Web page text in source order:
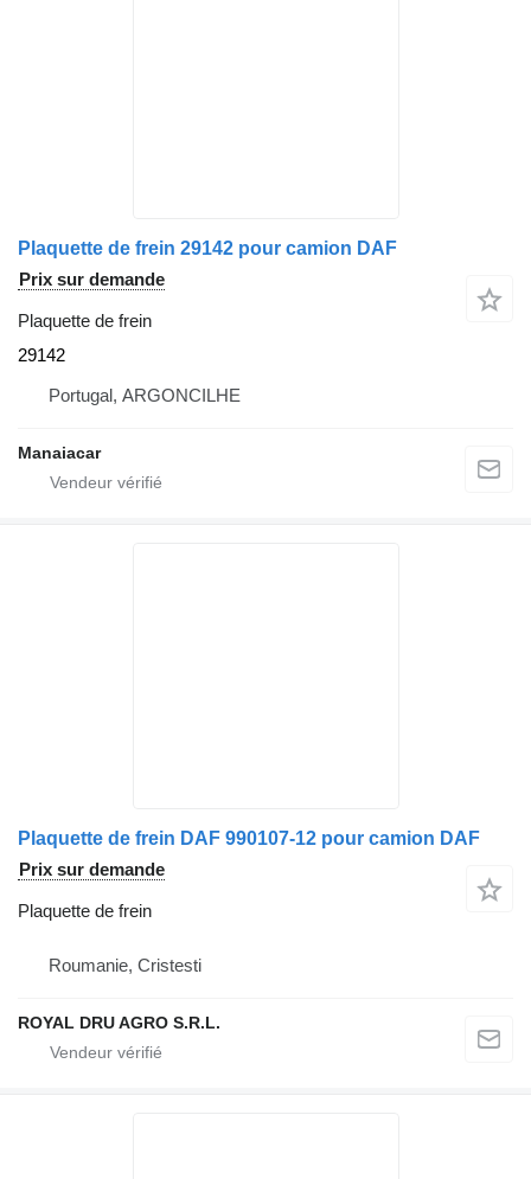
Plaquette de frein 29142 pour camion DAF
Prix sur demande
Plaquette de frein
29142
Portugal, ARGONCILHE
Manaiacar
Plaquette de frein DAF 990107-12 pour camion DAF
Prix sur demande
Plaquette de frein
Roumanie, Cristesti
ROYAL DRU AGRO S.R.L.